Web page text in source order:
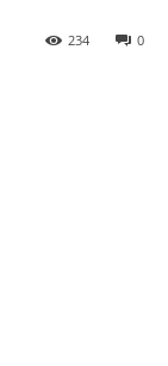
0
234